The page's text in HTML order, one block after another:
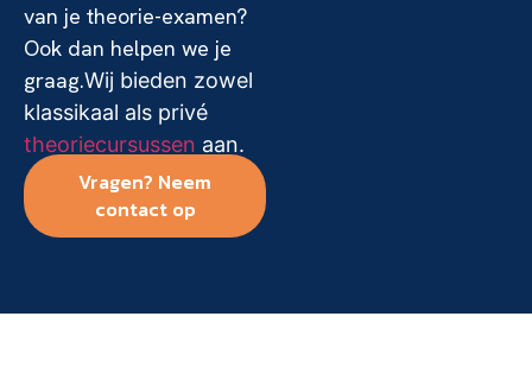
van je theorie-examen?
Ook dan helpen we je
graag.Wij bieden zowel
klassikaal als privé
theoriecursussen aan.
Vragen? Neem
contact op